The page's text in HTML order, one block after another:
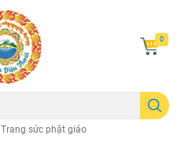
Trang sức phật giáo
0